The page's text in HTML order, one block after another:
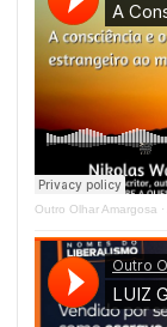
Outro Olhar Amargosa ·